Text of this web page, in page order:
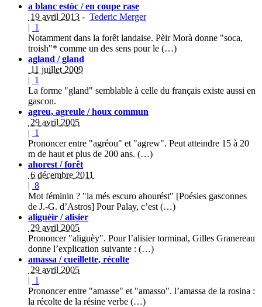
a blanc estòc / en coupe rase
19 avril 2013 - Tederic Merger
| 1
Notamment dans la forêt landaise. Pèir Morà donne "soca,
troish"* comme un des sens pour le (…)
agland / gland
11 juillet 2009
| 1
La forme "gland" semblable à celle du français existe aussi en
gascon.
agreu, agreule / houx commun
29 avril 2005
| 1
Prononcer entre "agréou" et "agrew". Peut atteindre 15 à 20
m de haut et plus de 200 ans. (…)
ahorest / forêt
6 décembre 2011
| 8
Mot féminin ? "la més escuro ahourést" [Poésies gasconnes
de J.-G. d’Astros] Pour Palay, c’est (…)
aliguèir / alisier
29 avril 2005
Prononcer "aliguèy". Pour l’alisier torminal, Gilles Granereau
donne l’explication suivante : (…)
amassa / cueillette, récolte
29 avril 2005
| 1
Prononcer entre "amasse" et "amasso". l’amassa de la rosina :
la récolte de la résine verbe (…)